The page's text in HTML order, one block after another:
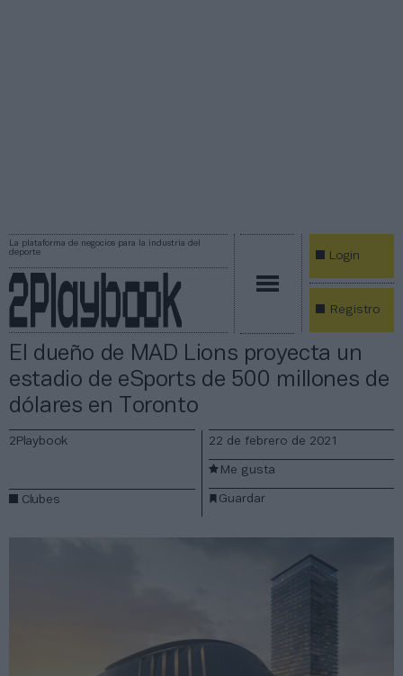
La plataforma de negocios para la industria del
deporte
Login
Registro
El dueño de MAD Lions proyecta un
estadio de eSports de 500 millones de
dólares en Toronto
2Playbook
Clubes
22 de febrero de 2021
Guardar
Me gusta